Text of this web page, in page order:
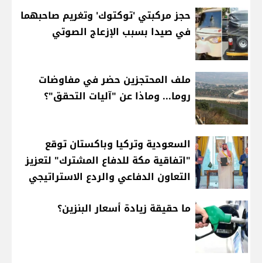
حجز مركبتي 'توكتوك' وتغريم صاحبهما
في صيدا بسبب الإزعاج الصوتي
ملف المحتجزين حضر في مفاوضات
روما... وماذا عن "آليات التحقق"؟
السعودية وتركيا وباكستان توقع
"اتفاقية مكة للدفاع المشترك" لتعزيز
التعاون الدفاعي والردع الاستراتيجي
ما حقيقة زيادة أسعار البنزين؟